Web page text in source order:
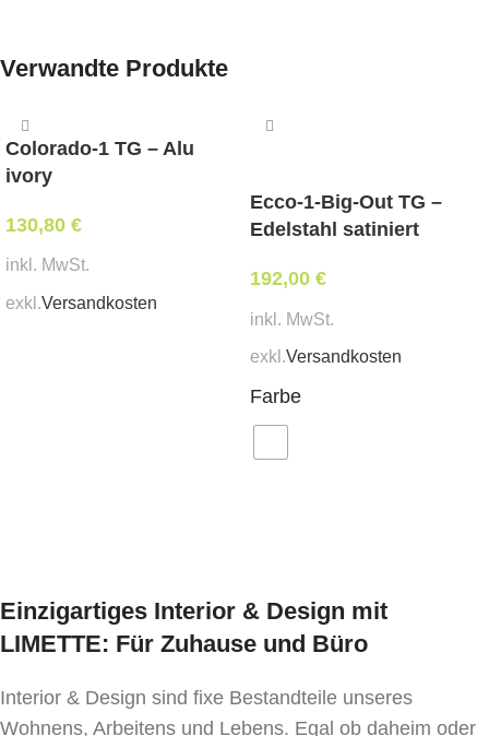
mit Klappmechanismus:
ja
Mindestbestellmenge:
1 Stk.
Verwandte Produkte
Colorado-1 TG – Alu
ivory
130,80 €
inkl. MwSt.
exkl.Versandkosten
Ecco-1-Big-Out TG –
Edelstahl satiniert
192,00 €
inkl. MwSt.
exkl.Versandkosten
Farbe
Einzigartiges Interior & Design mit
LIMETTE: Für Zuhause und Büro
Interior & Design sind fixe Bestandteile unseres
Wohnens, Arbeitens und Lebens. Egal ob daheim oder